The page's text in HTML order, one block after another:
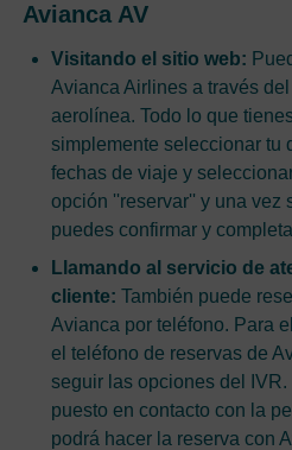
Avianca AV
Visitando el sitio web:
Avianca Airlines a través
aerolínea. Todo lo que
simplemente seleccionar tu
fechas de viaje y
opción ''reservar'' y una vez
puedes confirmar y
Llamando al servicio de
cliente: También puede
Avianca por teléfono. Para
el teléfono de reservas de
seguir las opciones del
puesto en contacto con la
podrá hacer la reserva con